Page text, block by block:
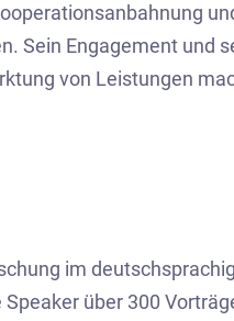
Sein Engagement und
von Leistungen
im
über 300